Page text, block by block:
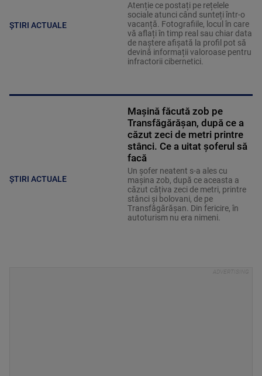
ȘTIRI ACTUALE
Atenție ce postați pe rețelele
sociale atunci când sunteți într-o
vacanță. Fotografiile, locul în care
vă aflați în timp real sau chiar data
de naștere afișată la profil pot să
devină informații valoroase pentru
infractorii cibernetici.
ȘTIRI ACTUALE
Mașină făcută zob pe
Transfăgărășan, după ce a
căzut zeci de metri printre
stânci. Ce a uitat șoferul să
facă
Un șofer neatent s-a ales cu
mașina zob, după ce aceasta a
căzut câțiva zeci de metri, printre
stânci și bolovani, de pe
Transfăgărășan. Din fericire, în
autoturism nu era nimeni.